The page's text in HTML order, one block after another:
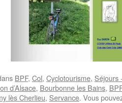
BPF, Col, Cyclotourisme, Séjours
d’Alsace, Bourbonne les Bains, BPF
lès Cherlieu, Servance. Vous